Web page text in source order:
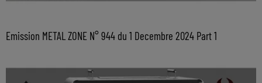
Emission METAL ZONE N° 944 du 1 Decembre 2024 Part 1